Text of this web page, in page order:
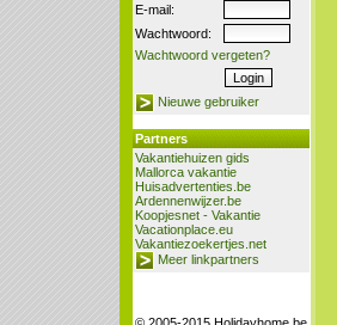
E-mail:
Wachtwoord:
Wachtwoord vergeten?
Nieuwe gebruiker
Partners
Vakantiehuizen gids
Mallorca vakantie
Huisadvertenties.be
Ardennenwijzer.be
Koopjesnet - Vakantie
Vacationplace.eu
Vakantiezoekertjes.net
Meer linkpartners